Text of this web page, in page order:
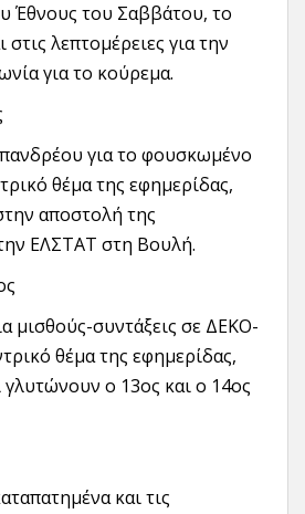
Έθνους του Σαββάτου, το
λεπτομέρειες για την
για το κούρεμα.
για το φουσκωμένο
θέμα της εφημερίδας,
αποστολή της
ΕΛΣΤΑΤ στη Βουλή.
μισθούς-συντάξεις σε ΔΕΚΟ-
θέμα της εφημερίδας,
γλυτώνουν ο 13ος και ο 14ος
και τις